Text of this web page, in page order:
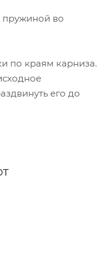
пружиной во
по краям карниза.
его до